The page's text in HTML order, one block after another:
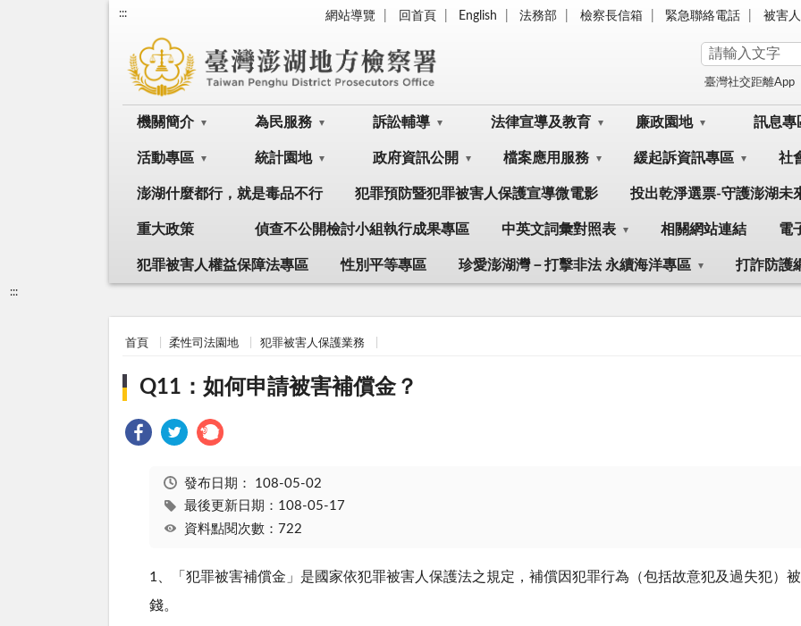
::: 網站導覽 回首頁 English 法務部 檢察長信箱 緊急聯絡電話 被害
臺灣社交距離App
機關簡介 為民服務 訴訟輔導 法律宣導及教育 廉政園地 訊息專
活動專區 統計園地 政府資訊公開 檔案應用服務 緩起訴資訊專區 社
澎湖什麼都行，就是毒品不行 犯罪預防暨犯罪被害人保護宣導微電影 投出乾淨選票-守護澎湖未
重大政策 偵查不公開檢討小組執行成果專區 中英文詞彙對照表 相關網站連結 電
犯罪被害人權益保障法專區 性別平等專區 珍愛澎湖灣－打擊非法 永續海洋專區 打詐防護
:::
首頁 柔性司法園地 犯罪被害人保護業務
Q11：如何申請被害補償金？
發布日期： 108-05-02
最後更新日期：108-05-17
資料點閱次數：722
1、「犯罪被害補償金」是國家依犯罪被害人保護法之規定，補償因犯罪行為（包括故意犯及過失犯）
錢。